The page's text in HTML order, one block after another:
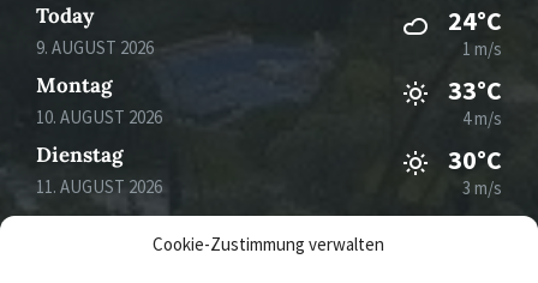
Cookie-Zustimmung verwalten
Today
9. AUGUST 2026
24°C
1 m/s
Montag
10. AUGUST 2026
33°C
4 m/s
Dienstag
11. AUGUST 2026
30°C
3 m/s
Mittwoch
12. AUGUST 2026